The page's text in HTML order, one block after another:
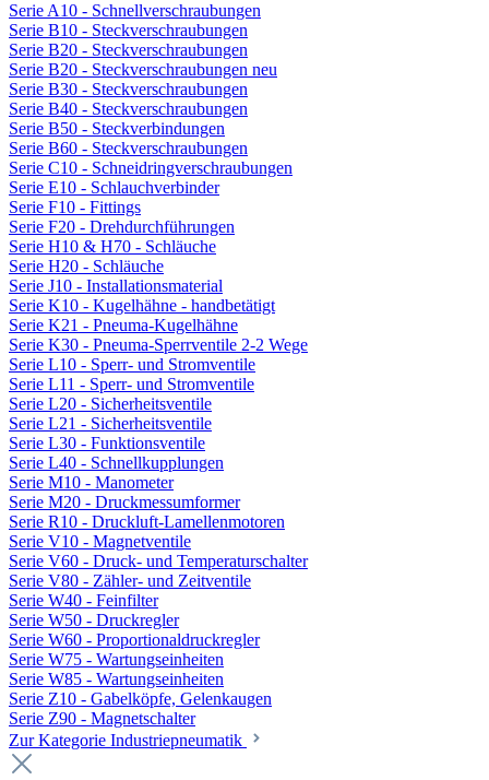
Serie A10 - Schnellverschraubungen
Serie B10 - Steckverschraubungen
Serie B20 - Steckverschraubungen
Serie B20 - Steckverschraubungen neu
Serie B30 - Steckverschraubungen
Serie B40 - Steckverschraubungen
Serie B50 - Steckverbindungen
Serie B60 - Steckverschraubungen
Serie C10 - Schneidringverschraubungen
Serie E10 - Schlauchverbinder
Serie F10 - Fittings
Serie F20 - Drehdurchführungen
Serie H10 & H70 - Schläuche
Serie H20 - Schläuche
Serie J10 - Installationsmaterial
Serie K10 - Kugelhähne - handbetätigt
Serie K21 - Pneuma-Kugelhähne
Serie K30 - Pneuma-Sperrventile 2-2 Wege
Serie L10 - Sperr- und Stromventile
Serie L11 - Sperr- und Stromventile
Serie L20 - Sicherheitsventile
Serie L21 - Sicherheitsventile
Serie L30 - Funktionsventile
Serie L40 - Schnellkupplungen
Serie M10 - Manometer
Serie M20 - Druckmessumformer
Serie R10 - Druckluft-Lamellenmotoren
Serie V10 - Magnetventile
Serie V60 - Druck- und Temperaturschalter
Serie V80 - Zähler- und Zeitventile
Serie W40 - Feinfilter
Serie W50 - Druckregler
Serie W60 - Proportionaldruckregler
Serie W75 - Wartungseinheiten
Serie W85 - Wartungseinheiten
Serie Z10 - Gabelköpfe, Gelenkaugen
Serie Z90 - Magnetschalter
Zur Kategorie Industriepneumatik